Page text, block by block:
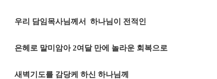
우리 담임목사님께서 하나님이 전적인
은헤로 말미암아 2여달 만에 놀라운 회복으로
새벽기도를 감당케 하신 하나님께